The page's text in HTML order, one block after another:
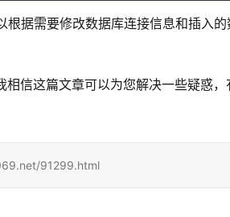
根据需要修改数据库连接信息和插入的
相信这篇文章可以为您解决一些疑惑，
91299.html